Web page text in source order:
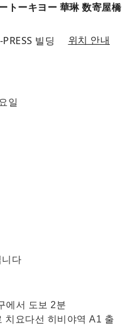
ーキヨー 華琳 数寄屋橋
빌딩
위치 안내
일
다
에서 도보 2분
치요다선 히비야역 A1 출